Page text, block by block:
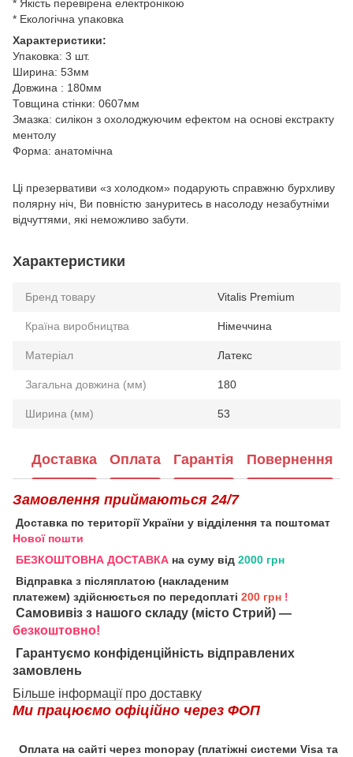
* Якість перевірена електронікою
* Екологічна упаковка
Характеристики:
Упаковка: 3 шт.
Ширина: 53мм
Довжина : 180мм
Товщина стінки: 0607мм
Змазка: силікон з охолоджуючим ефектом на основі екстракту
ментолу
Форма: анатомічна
Ці презервативи «з холодком» подарують справжню бурхливу
полярну ніч, Ви повністю зануритесь в насолоду незабутніми
відчуттями, які неможливо забути.
Характеристики
Бренд товару Vitalis Premium
Країна виробництва Німеччина
Матеріал Латекс
Загальна довжина (мм) 180
Ширина (мм) 53
Доставка Оплата Гарантія Повернення
Замовлення приймаються 24/7
Доставка по території України у відділення та поштомат
Нової пошти
БЕЗКОШТОВНА ДОСТАВКА на суму від 2000 грн
Відправка з післяплатою (накладеним
платежем) здійснюється по передоплаті 200 грн !
Самовивіз з нашого складу (місто Стрий) —
безкоштовно!
Гарантуємо конфіденційність відправлених
замовлень
Більше інформації про доставку
Ми працюємо офіційно через ФОП
Оплата на сайті через monopay (платіжні системи Visa та